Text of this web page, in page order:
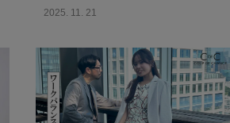
2025. 11. 21